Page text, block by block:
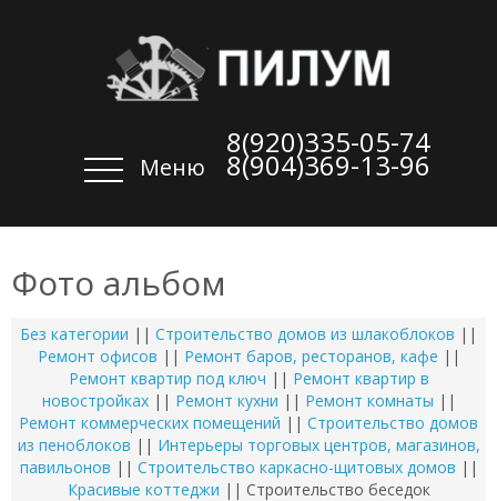
Меню
8(920)335-05-74
8(904)369-13-96
Фото альбом
Без категории || Строительство домов из шлакоблоков ||
Ремонт офисов || Ремонт баров, ресторанов, кафе ||
Ремонт квартир под ключ || Ремонт квартир в
новостройках|| Ремонт кухни || Ремонт комнаты ||
Ремонт коммерческих помещений || Строительство домов
из пеноблоков || Интерьеры торговых центров, магазинов,
павильонов || Строительство каркасно-щитовых домов ||
Красивые коттеджи || Строительство беседок